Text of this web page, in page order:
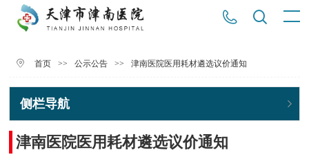
首页 >> 公示公告 >> 津南医院医用耗材遴选议价通知
侧栏导航
津南医院医用耗材遴选议价通知